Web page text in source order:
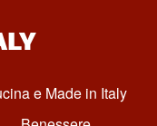
e Made in Italy